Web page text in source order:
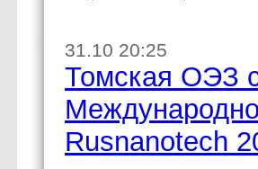
31.10 20:25
Томская ОЭЗ
Rusnanotech